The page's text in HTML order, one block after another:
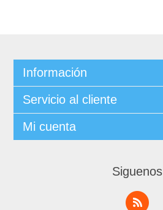
Información
Servicio al cliente
Mi cuenta
Siguenos